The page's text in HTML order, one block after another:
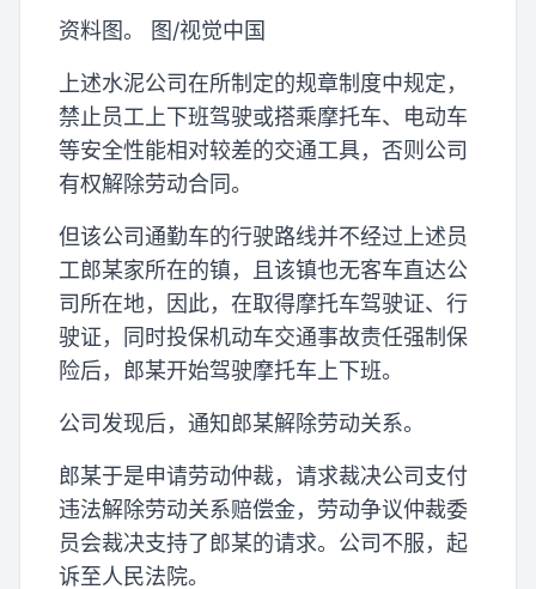
资料图。 图/视觉中国
上述水泥公司在所制定的规章制度中规定，
禁止员工上下班驾驶或搭乘摩托车、电动车
等安全性能相对较差的交通工具，否则公司
有权解除劳动合同。
但该公司通勤车的行驶路线并不经过上述员
工郎某家所在的镇，且该镇也无客车直达公
司所在地，因此，在取得摩托车驾驶证、行
驶证，同时投保机动车交通事故责任强制保
险后，郎某开始驾驶摩托车上下班。
公司发现后，通知郎某解除劳动关系。
郎某于是申请劳动仲裁，请求裁决公司支付
违法解除劳动关系赔偿金，劳动争议仲裁委
员会裁决支持了郎某的请求。公司不服，起
诉至人民法院。